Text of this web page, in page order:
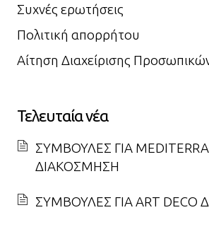
Συχνές ερωτήσεις
Πολιτική απορρήτου
Αίτηση Διαχείρισης
Τελευταία νέα
ΣΥΜΒΟΥΛΕΣ ΓΙΑ
ΔΙΑΚΟΣΜΗΣΗ
ΣΥΜΒΟΥΛΕΣ ΓΙΑ ART DECO